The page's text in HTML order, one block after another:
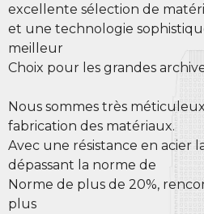
excellente sélection de
et une technologie
meilleur
Choix pour les grandes
Nous sommes très
fabrication des matériaux.
Avec une résistance en acier
dépassant la norme de
Norme de plus de 20%,
plus